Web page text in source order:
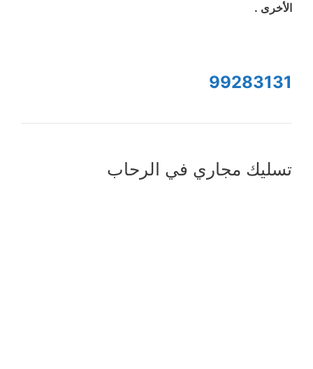
الأخرى .
99283131
تسليك مجاري في الرحاب